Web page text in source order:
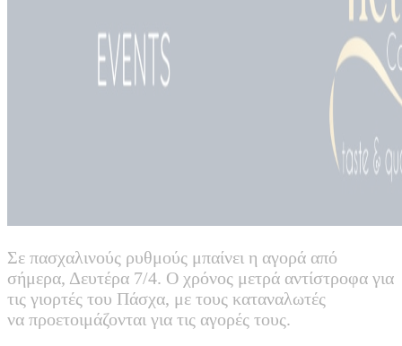
Σε πασχαλινούς ρυθμούς μπαίνει η αγορά από
σήμερα, Δευτέρα 7/4. Ο χρόνος μετρά αντίστροφα για
τις γιορτές του Πάσχα, με τους καταναλωτές
να προετοιμάζονται για τις αγορές τους.